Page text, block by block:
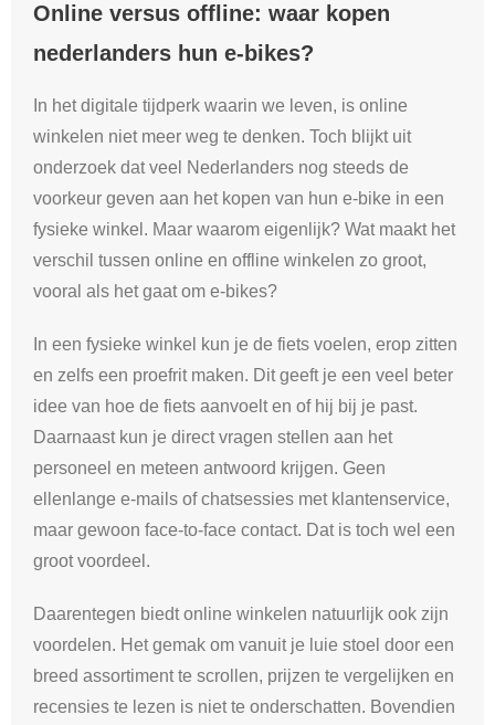
Online versus offline: waar kopen
nederlanders hun e-bikes?
In het digitale tijdperk waarin we leven, is online
winkelen niet meer weg te denken. Toch blijkt uit
onderzoek dat veel Nederlanders nog steeds de
voorkeur geven aan het kopen van hun e-bike in een
fysieke winkel. Maar waarom eigenlijk? Wat maakt het
verschil tussen online en offline winkelen zo groot,
vooral als het gaat om e-bikes?
In een fysieke winkel kun je de fiets voelen, erop zitten
en zelfs een proefrit maken. Dit geeft je een veel beter
idee van hoe de fiets aanvoelt en of hij bij je past.
Daarnaast kun je direct vragen stellen aan het
personeel en meteen antwoord krijgen. Geen
ellenlange e-mails of chatsessies met klantenservice,
maar gewoon face-to-face contact. Dat is toch wel een
groot voordeel.
Daarentegen biedt online winkelen natuurlijk ook zijn
voordelen. Het gemak om vanuit je luie stoel door een
breed assortiment te scrollen, prijzen te vergelijken en
recensies te lezen is niet te onderschatten. Bovendien